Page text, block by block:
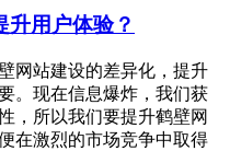
升用户体验？
网站建设的差异化，提升
。现在信息爆炸，我们获
，所以我们要提升鹤壁网
在激烈的市场竞争中取得